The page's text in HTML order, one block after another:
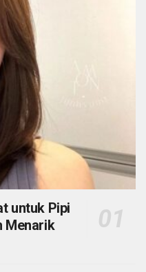
untuk Pipi
Menarik